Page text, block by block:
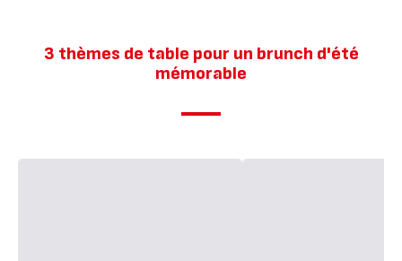
3 thèmes de table pour un brunch d'été
mémorable